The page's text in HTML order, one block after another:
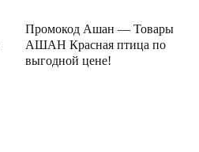
Промокод Ашан — Товары
АШАН Красная птица по
выгодной цене!